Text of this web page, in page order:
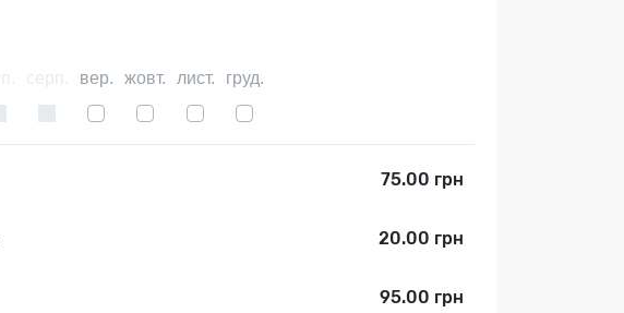
вер. жовт. лист. груд.
75.00 грн
20.00 грн
95.00 грн